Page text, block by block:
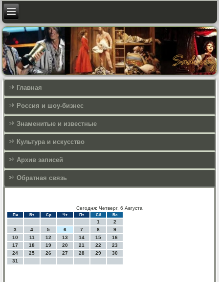
Главная
Россия и шоу-бизнес
Знаменитые и известные
Культура и искусcтво
Архив записей
Обратная связь
Сегодня: Четверг, 6 Августа
Пн Вт Ср Чт Пт Сб Вс
1
2
3
4 5 6 7 8
9
10
11 12 13 14 15
16
17
18 19 20 21 22
23
24
25 26 27 28 29
30
31